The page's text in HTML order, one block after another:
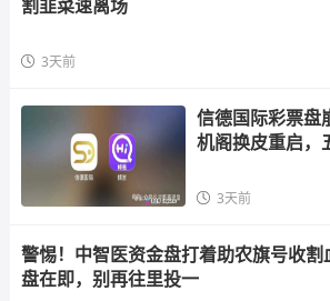
割韭菜速离场
3天前
信德国际彩票盘
机阁换皮重启，
3天前
警惕！中智医资金盘打着助农旗号收割
盘在即，别再往里投一